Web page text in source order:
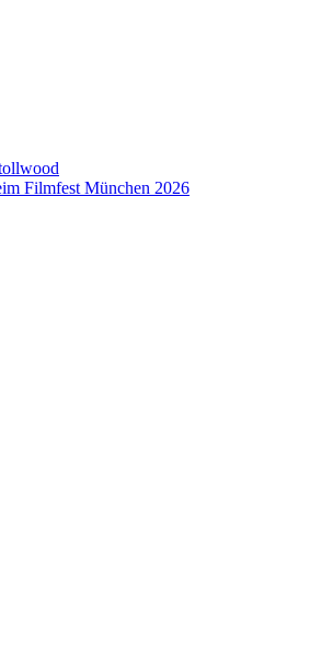
Filmfest München 2026